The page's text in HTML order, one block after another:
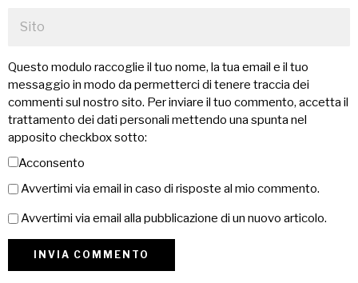
Questo modulo raccoglie il tuo nome, la tua email e il tuo
messaggio in modo da permetterci di tenere traccia dei
commenti sul nostro sito. Per inviare il tuo commento, accetta il
trattamento dei dati personali mettendo una spunta nel
apposito checkbox sotto:
Acconsento
Avvertimi via email in caso di risposte al mio commento.
Avvertimi via email alla pubblicazione di un nuovo articolo.